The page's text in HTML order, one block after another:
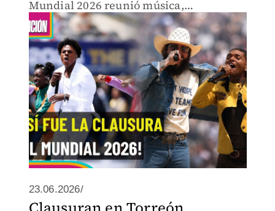
Mundial 2026 reunió música,
entretenimiento y grandes estrellas
sobre un escenario con el Empire State
como telón de fondo.
23.06.2026/